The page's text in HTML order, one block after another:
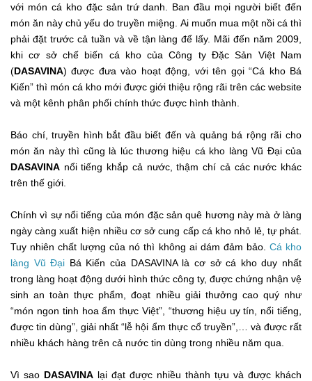
với món cá kho đặc sản trứ danh. Ban đầu mọi người biết đến
món ăn này chủ yếu do truyền miệng. Ai muốn mua một nồi cá thì
phải đặt trước cả tuần và về tận làng để lấy. Mãi đến năm 2009,
khi cơ sở chế biến cá kho của Công ty Đặc Sản Việt Nam
(DASAVINA) được đưa vào hoạt động, với tên gọi “Cá kho Bá
Kiến” thì món cá kho mới được giới thiệu rộng rãi trên các website
và một kênh phân phối chính thức được hình thành.
Báo chí, truyền hình bắt đầu biết đến và quảng bá rộng rãi cho
món ăn này thì cũng là lúc thương hiệu cá kho làng Vũ Đại của
DASAVINA nổi tiếng khắp cả nước, thậm chí cả các nước khác
trên thế giới.
Chính vì sự nổi tiếng của món đặc sản quê hương này mà ở làng
ngày càng xuất hiện nhiều cơ sở cung cấp cá kho nhỏ lẻ, tự phát.
Tuy nhiên chất lượng của nó thì không ai dám đảm bảo. Cá kho
làng Vũ Đại Bá Kiến của DASAVINA là cơ sở cá kho duy nhất
trong làng hoạt động dưới hình thức công ty, được chứng nhận vệ
sinh an toàn thực phẩm, đoạt nhiều giải thưởng cao quý như
“món ngon tinh hoa ẩm thực Việt”, “thương hiệu uy tín, nổi tiếng,
được tin dùng”, giải nhất “lễ hội ẩm thực cổ truyền”,… và được rất
nhiều khách hàng trên cả nước tin dùng trong nhiều năm qua.
Vì sao DASAVINA lại đạt được nhiều thành tựu và được khách